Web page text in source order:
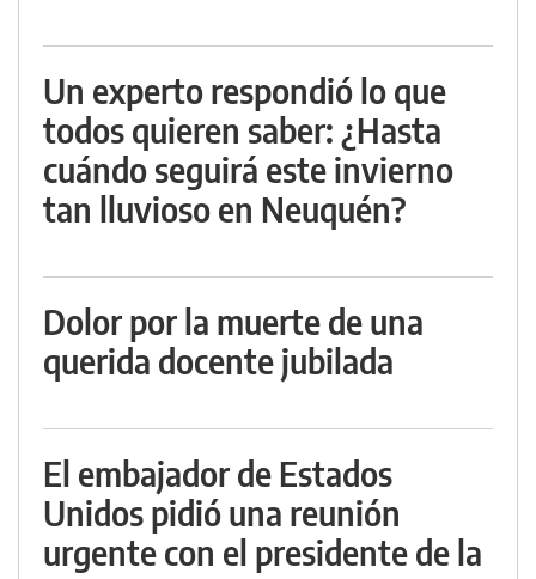
Un experto respondió lo que
todos quieren saber: ¿Hasta
cuándo seguirá este invierno
tan lluvioso en Neuquén?
Dolor por la muerte de una
querida docente jubilada
El embajador de Estados
Unidos pidió una reunión
urgente con el presidente de la